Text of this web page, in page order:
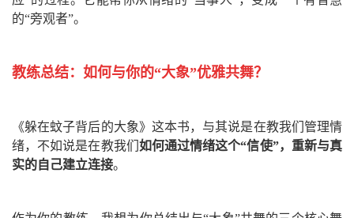
的“旁观者”。
教练总结：如何与你的“大象”优雅共舞？
《躲在蚊子背后的大象》这本书，与其说是在教我们管理情
绪，不如说是在教我们 如何通过情绪这个“信使”，重新与真
实的自己建立连接。